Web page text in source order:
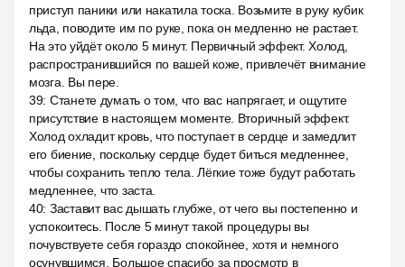
приступ паники или накатила тоска. Возьмите в руку кубик
льда, поводите им по руке, пока он медленно не растает.
На это уйдёт около 5 минут. Первичный эффект. Холод,
распространившийся по вашей коже, привлечёт внимание
мозга. Вы пере.
39: Станете думать о том, что вас напрягает, и ощутите
присутствие в настоящем моменте. Вторичный эффект.
Холод охладит кровь, что поступает в сердце и замедлит
его биение, поскольку сердце будет биться медленнее,
чтобы сохранить тепло тела. Лёгкие тоже будут работать
медленнее, что заста.
40: Заставит вас дышать глубже, от чего вы постепенно и
успокоитесь. После 5 минут такой процедуры вы
почувствуете себя гораздо спокойнее, хотя и немного
осунувшимся. Большое спасибо за просмотр в